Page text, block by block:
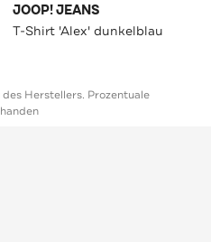
JOOP! JEANS
T-Shirt 'Alex' dunkelblau
Herstellers. Prozentuale